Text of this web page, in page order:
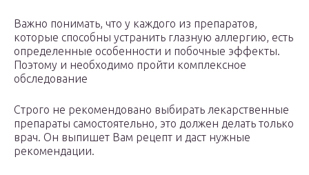
Важно понимать, что у каждого из препаратов,
которые способны устранить глазную аллергию, есть
определенные особенности и побочные эффекты.
Поэтому и необходимо пройти комплексное
обследование
Строго не рекомендовано выбирать лекарственные
препараты самостоятельно, это должен делать только
врач. Он выпишет Вам рецепт и даст нужные
рекомендации.